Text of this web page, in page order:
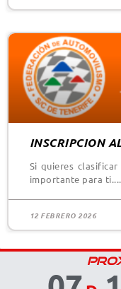
INSCRIPCION
Si quieres
importante para ti.
12 FEBRERO 2026